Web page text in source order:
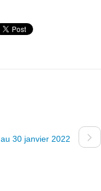
30 janvier 2022